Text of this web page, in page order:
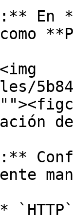
En